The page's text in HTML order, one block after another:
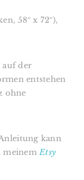
58″ x 72″),
auf der
entstehen
ohne
kann
meinem Etsy